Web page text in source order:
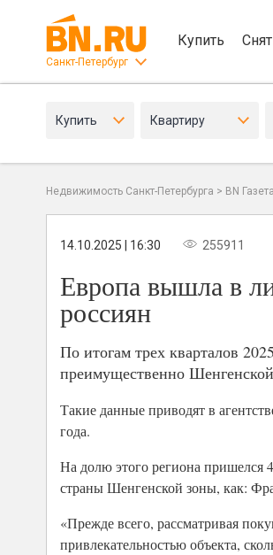
Санкт-Петербург
Купить
Купить Квартиру
Недвижимость Санкт-Петербурга > BN Газета
14.10.2025 | 16:30 255911
Европа вышла в
россиян
По итогам трех кварталов
преимущественно
Такие данные приводят в
года.
На долю этого региона пришелся
страны Шенгенской зоны, как:
«Прежде всего, рассматривая
привлекательностью объекта,